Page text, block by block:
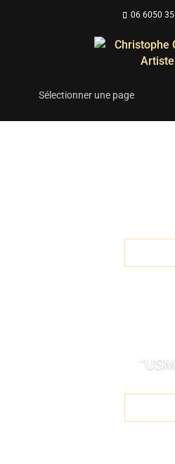
06 6050
Sélectionner une page
"USM